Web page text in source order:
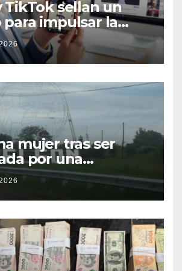
TikTok sellan un
impulsar la
de contenido oficial
vertical
mujer tras ser
por una
en Nelson